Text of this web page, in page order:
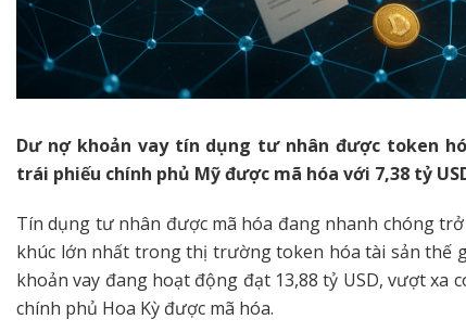
Dư nợ khoản vay tín dụng tư nhân được token
trái phiếu chính phủ Mỹ được mã hóa với 7,38 tỷ
Tín dụng tư nhân được mã hóa đang nhanh chóng
khúc lớn nhất trong thị trường token hóa tài sản thế
khoản vay đang hoạt động đạt 13,88 tỷ USD, vượt xa
chính phủ Hoa Kỳ được mã hóa.